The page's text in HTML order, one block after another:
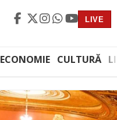
LIVE
ECONOMIE CULTURĂ